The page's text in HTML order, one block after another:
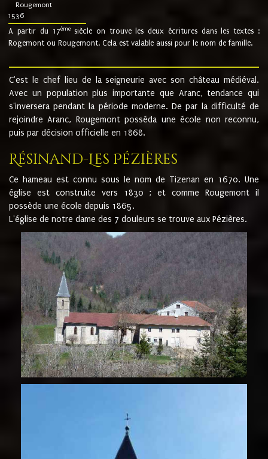
Rougemont
1536
A partir du 17ème siècle on trouve les deux écritures dans les textes :
Rogemont ou Rougemont. Cela est valable aussi pour le nom de famille.
C'est le chef lieu de la seigneurie avec son château médiéval.
Avec un population plus importante que Aranc, tendance qui
s'inversera pendant la période moderne. De par la difficulté de
rejoindre Aranc, Rougemont posséda une école non reconnu,
puis par décision officielle en 1868.
Résinand-Les Pézières
Ce hameau est connu sous le nom de Tizenan en 1670. Une
église est construite vers 1830 ; et comme Rougemont il
possède une école depuis 1865.
L'église de notre dame des 7 douleurs se trouve aux Pézières.